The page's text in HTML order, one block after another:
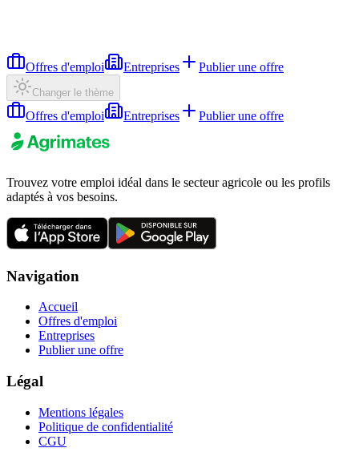
Offres d'emploi Entreprises Publier une offre
Changer le thème
Offres d'emploi Entreprises Publier une offre
Trouvez votre emploi idéal dans le secteur agricole ou les profils
adaptés à vos besoins.
Navigation
Accueil
Offres d'emploi
Entreprises
Publier une offre
Légal
Mentions légales
Politique de confidentialité
CGU